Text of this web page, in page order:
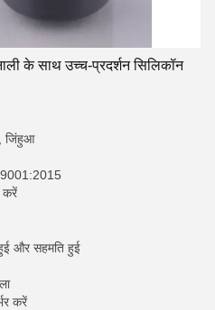
के साथ उच्च-प्रदर्शन सिलिकॉन
जिंहुआ
करें
और सहमति हुई
करें